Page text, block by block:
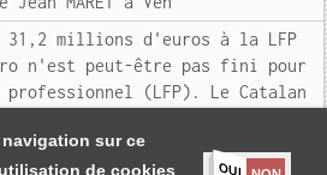
sur ce
de cookies
OUI
31,2 millions d'euros à la LFP
n'est peut-être pas fini pour
(LFP). Le Catalan